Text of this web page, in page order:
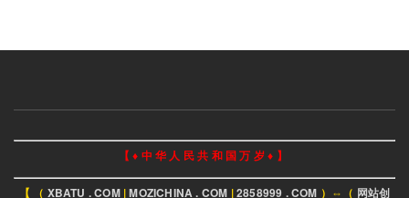
【 ♦ 中 华 人 民 共 和 国 万 岁 ♦ 】
【 （ XBATU . COM|MOZICHINA . COM |2858999 . COM ）⇔（ 网站创